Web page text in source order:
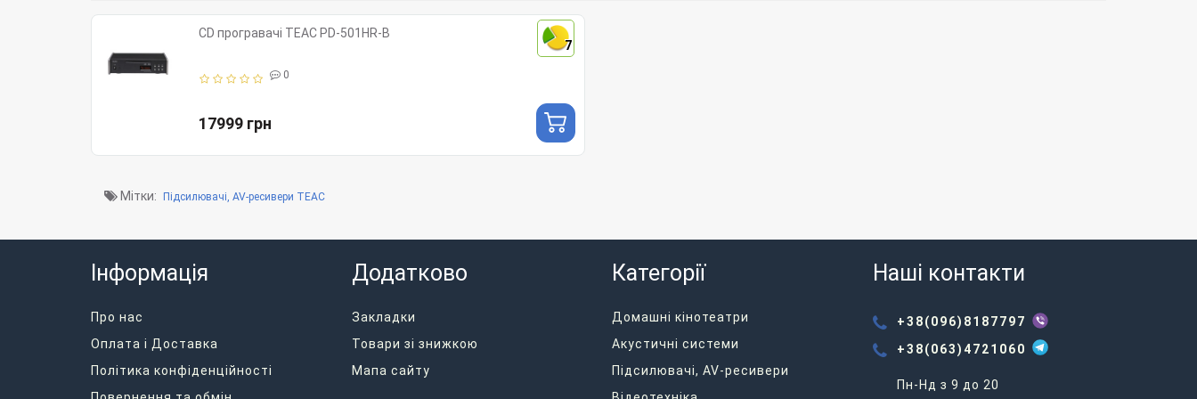
7
CD програвачі TEAC PD-501HR-B
0
17999 грн
Мітки: Підсилювачі, AV-ресивери TEAC
Інформація
Про нас
Оплата і Доставка
Політика конфіденційності
Додатково
Закладки
Товари зі знижкою
Мапа сайту
Категорії
Домашні кінотеатри
Акустичні системи
Підсилювачі, AV-ресивери
Наші контакти
+38(096)8187797
+38(063)4721060
Пн-Нд з 9 до 20